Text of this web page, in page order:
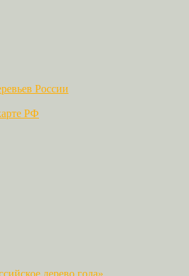
России
РФ
дерево года»